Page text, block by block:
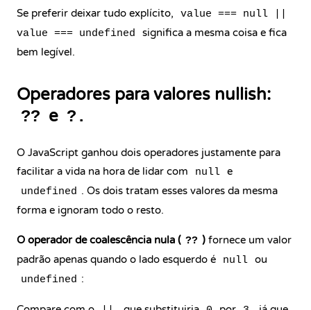
Se preferir deixar tudo explícito,
value === null ||
value === undefined
significa a mesma coisa e fica
bem legível.
Operadores para valores nullish:
?? e ?.
O JavaScript ganhou dois operadores justamente para
facilitar a vida na hora de lidar com
null e
undefined . Os dois tratam esses valores da mesma
forma e ignoram todo o resto.
O operador de coalescência nula ( ?? ) fornece um valor
padrão apenas quando o lado esquerdo é
null ou
undefined :